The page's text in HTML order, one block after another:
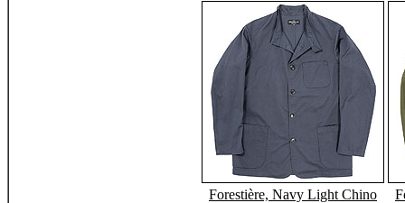
Forestière, Navy Light Chino